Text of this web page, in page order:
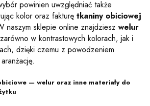
powinien uwzględniać także
kolor oraz fakturę tkaniny obiciowej
naszym sklepie online znajdziesz welur
w kontrastowych kolorach, jak i
dzięki czemu z powodzeniem
— welur oraz inne materiały do